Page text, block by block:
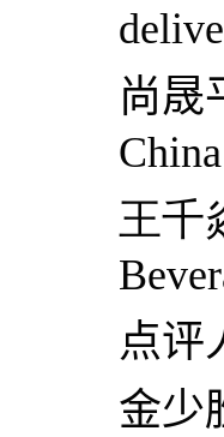
尚晟
China
王千
点评
金少